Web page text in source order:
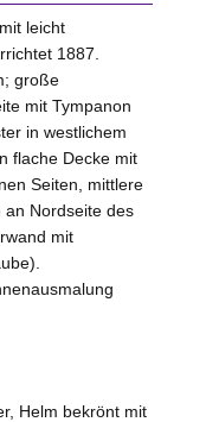
leicht
1887.
große
mit Tympanon
in westlichem
flache Decke mit
Seiten, mittlere
an Nordseite des
mit
Helm bekrönt mit